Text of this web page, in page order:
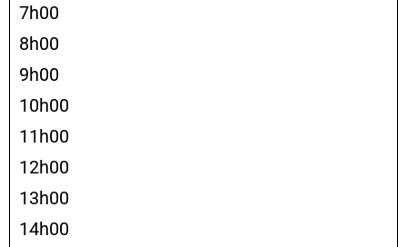
7h00
8h00
9h00
10h00
11h00
12h00
13h00
14h00